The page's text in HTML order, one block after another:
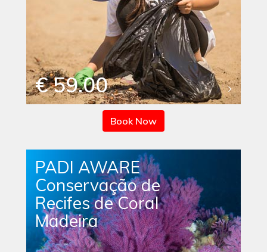
€ 59.00
Book Now
PADI AWARE
Conservação de
Recifes de Coral
Madeira